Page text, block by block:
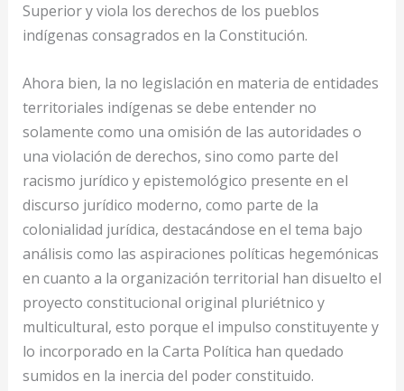
Superior y viola los derechos de los pueblos
indígenas consagrados en la Constitución.
Ahora bien, la no legislación en materia de entidades
territoriales indígenas se debe entender no
solamente como una omisión de las autoridades o
una violación de derechos, sino como parte del
racismo jurídico y epistemológico presente en el
discurso jurídico moderno, como parte de la
colonialidad jurídica, destacándose en el tema bajo
análisis como las aspiraciones políticas hegemónicas
en cuanto a la organización territorial han disuelto el
proyecto constitucional original pluriétnico y
multicultural, esto porque el impulso constituyente y
lo incorporado en la Carta Política han quedado
sumidos en la inercia del poder constituido.